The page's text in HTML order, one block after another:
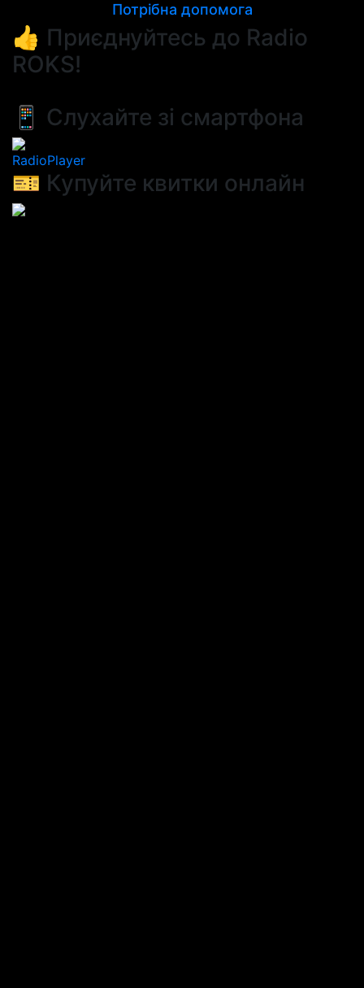
Потрібна допомога
👍 Приєднуйтесь до Radio
ROKS!
📱 Слухайте зі смартфона
RadioPlayer
🎫 Купуйте квитки онлайн